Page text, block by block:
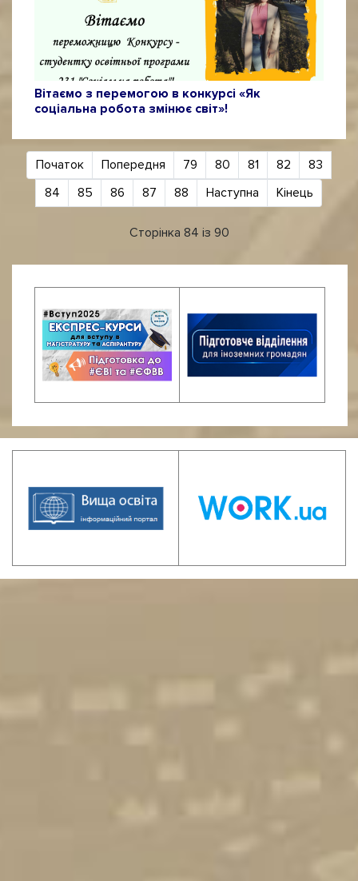
Вітаємо з перемогою в конкурсі «Як
соціальна робота змінює світ»!
Початок Попередня 79 80 81 82
83
84
85 86 87 88 Наступна Кінець
Сторінка 84 із 90